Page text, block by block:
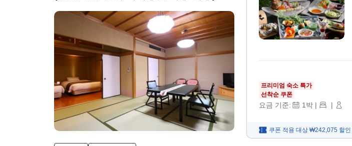
프리미엄 숙소 특가
선착순 쿠폰
요금 기준: 1 박 | |
쿠폰 적용 대상 ₩242,075 할인